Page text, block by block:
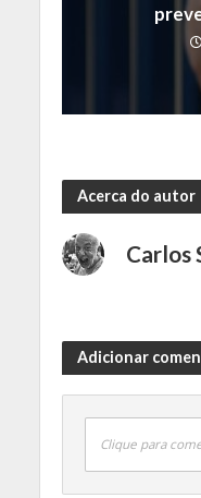
Acerca do autor
Carlos
Adicionar
Clique para